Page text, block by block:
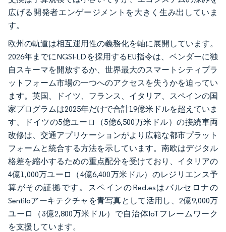
広げる開発者エンゲージメントを大きく生み出していま
す。
欧州の軌道は相互運用性の義務化を軸に展開しています。
2026年までにNGSI-LDを採用するEU指令は、ベンダーに独
自スキーマを開放するか、世界最大のスマートシティプラ
ットフォーム市場の一つへのアクセスを失うかを迫ってい
ます。英国、ドイツ、フランス、イタリア、スペインの国
家プログラムは2025年だけで合計19億米ドルを超えていま
す。ドイツの5億ユーロ（5億6,500万米ドル）の接続車両
改修は、交通アプリケーションがより広範な都市プラット
フォームと統合する方法を示しています。南欧はデジタル
格差を縮小するための重点配分を受けており、イタリアの
4億1,000万ユーロ（4億6,400万米ドル）のレジリエンス予
算がその証拠です。スペインのRed.esはバルセロナの
Sentiloアーキテクチャを青写真として活用し、2億9,000万
ユーロ（3億2,800万米ドル）で自治体IoTフレームワーク
を支援しています。